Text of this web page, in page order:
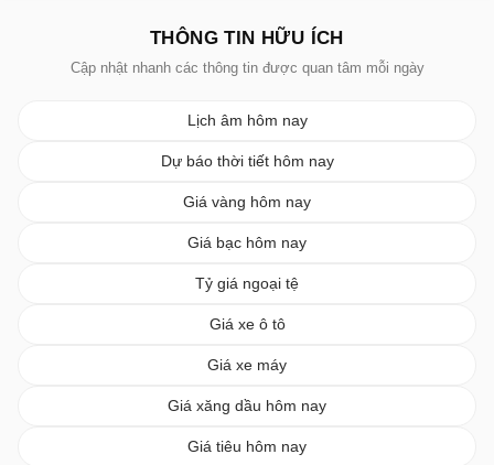
THÔNG TIN HỮU ÍCH
Cập nhật nhanh các thông tin được quan tâm mỗi ngày
Lịch âm hôm nay
Dự báo thời tiết hôm nay
Giá vàng hôm nay
Giá bạc hôm nay
Tỷ giá ngoại tệ
Giá xe ô tô
Giá xe máy
Giá xăng dầu hôm nay
Giá tiêu hôm nay